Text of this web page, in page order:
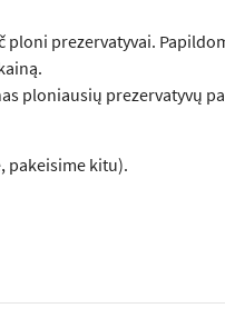
ploni prezervatyvai.
ploniausių prezervatyvų
pakeisime kitu).